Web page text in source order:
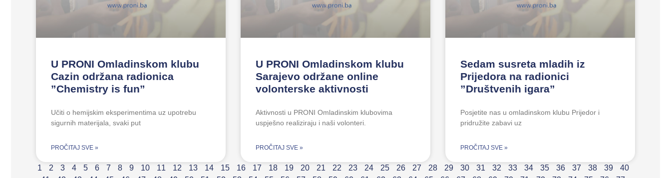
U PRONI Omladinskom klubu
Cazin održana radionica
”Chemistry is fun”
Učiti o hemijskim eksperimentima uz upotrebu
sigurnih materijala, svaki put
PROČITAJ SVE »
U PRONI Omladinskom klubu
Sarajevo održane online
volonterske aktivnosti
Aktivnosti u PRONI Omladinskim klubovima
uspješno realiziraju i naši volonteri.
PROČITAJ SVE »
Sedam susreta mladih iz
Prijedora na radionici
”Društvenih igara”
Posjetite nas u omladinskom klubu Prijedor i
pridružite zabavi uz
PROČITAJ SVE »
1 2 3 4 5 6 7 8 9 10 11 12 13 14 15 16 17 18 19 20 21 22 23 24 25 26 27 28 29 30 31 32 33 34 35 36 37 38 39
40